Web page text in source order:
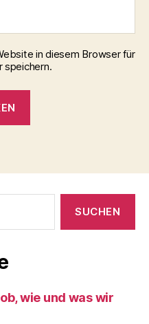
in diesem Browser für
speichern.
wie und was wir